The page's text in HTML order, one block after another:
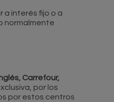
a interés fijo o a
normalmente
Carrefour,
por los
por estos centros